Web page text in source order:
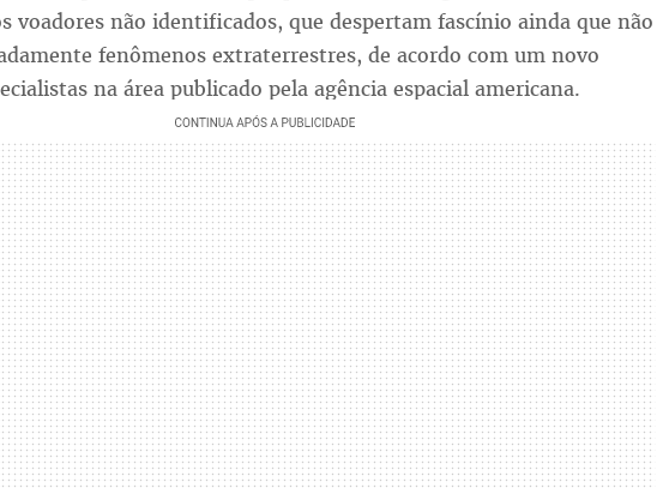
voadores não identificados, que despertam fascínio ainda que não
fenômenos extraterrestres, de acordo com um novo
na área publicado pela agência espacial americana.